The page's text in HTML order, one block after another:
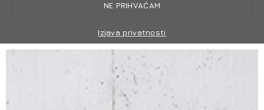
NE PRIHVAĆAM
Izjava privatnosti